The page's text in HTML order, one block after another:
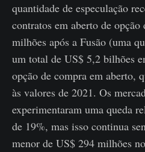
quantidade de especulação
contratos em aberto de
milhões após a Fusão (uma
um total de US$ 5,2 bilhões
opção de compra em aberto,
às valores de 2021. Os
experimentaram uma queda
de 19%, mas isso continua
menor de US$ 294 milhões